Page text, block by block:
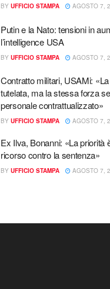
BY UFFICIO STAMPA AGOSTO 7,
Putin e la Nato: tensioni in
l’intelligence USA
BY UFFICIO STAMPA AGOSTO 7,
Contratto militari, USAMi:
tutelata, ma la stessa forza
personale contrattualizzato»
BY UFFICIO STAMPA AGOSTO 7,
Ex Ilva, Bonanni: «La priorità
ricorso contro la sentenza»
BY UFFICIO STAMPA AGOSTO 7,